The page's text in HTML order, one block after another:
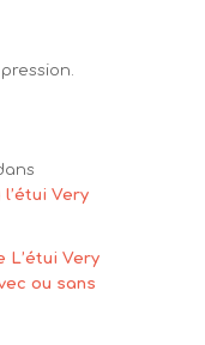
l’étui Very
L’étui Very
ou sans